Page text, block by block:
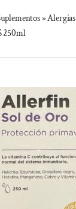
»Alergias
250ml